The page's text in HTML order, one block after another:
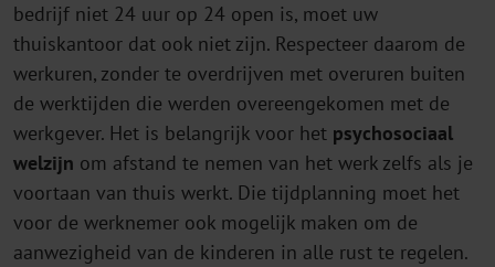
bedrijf niet 24 uur op 24 open is, moet uw
thuiskantoor dat ook niet zijn. Respecteer daarom de
werkuren, zonder te overdrijven met overuren buiten
de werktijden die werden overeengekomen met de
werkgever. Het is belangrijk voor het psychosociaal
welzijn om afstand te nemen van het werk zelfs als je
voortaan van thuis werkt. Die tijdplanning moet het
voor de werknemer ook mogelijk maken om de
aanwezigheid van de kinderen in alle rust te regelen.